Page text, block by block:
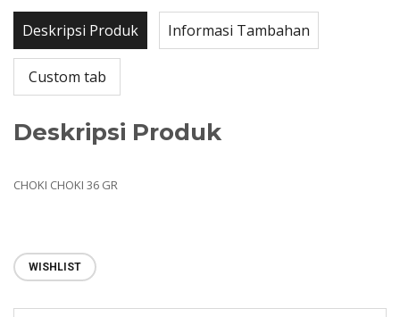
Deskripsi Produk Informasi Tambahan
Custom tab
Deskripsi Produk
CHOKI CHOKI 36 GR
WISHLIST